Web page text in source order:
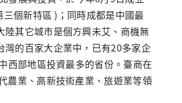
個新特區 )；同時成都是中國最
其它城市是個方興未艾、商機無
的百家大企業中，已有20多家企
西部地區投資最多的省份。臺商在
農業、高新技術產業、旅遊業等領